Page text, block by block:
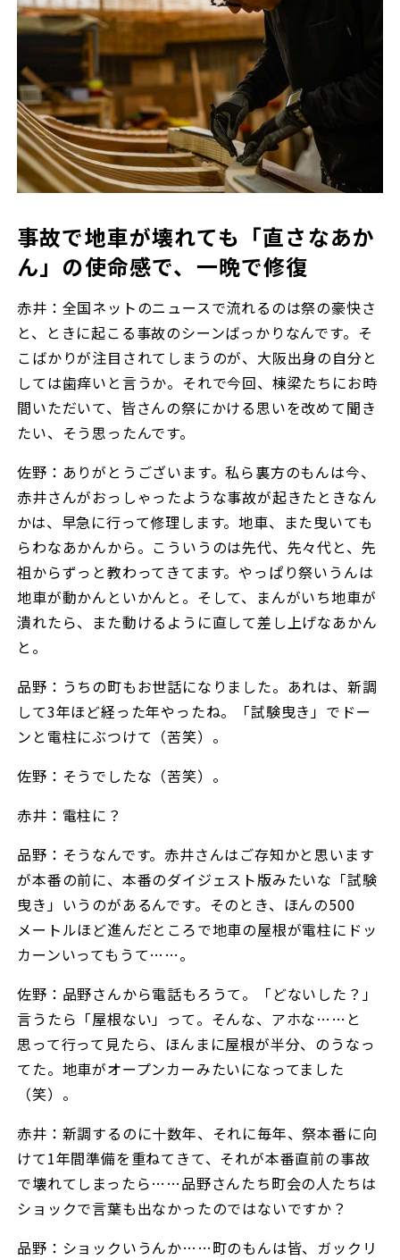
事故で地車が壊れても「直さなあか
ん」の使命感で、一晩で修復
赤井：全国ネットのニュースで流れるのは祭の豪快さ
と、ときに起こる事故のシーンばっかりなんです。そ
こばかりが注目されてしまうのが、大阪出身の自分と
しては歯痒いと言うか。それで今回、棟梁たちにお時
間いただいて、皆さんの祭にかける思いを改めて聞き
たい、そう思ったんです。
佐野：ありがとうございます。私ら裏方のもんは今、
赤井さんがおっしゃったような事故が起きたときなん
かは、早急に行って修理します。地車、また曳いても
らわなあかんから。こういうのは先代、先々代と、先
祖からずっと教わってきてます。やっぱり祭いうんは
地車が動かんといかんと。そして、まんがいち地車が
潰れたら、また動けるように直して差し上げなあかん
と。
品野：うちの町もお世話になりました。あれは、新調
して3年ほど経った年やったね。「試験曳き」でドー
ンと電柱にぶつけて（苦笑）。
佐野：そうでしたな（苦笑）。
赤井：電柱に？
品野：そうなんです。赤井さんはご存知かと思います
が本番の前に、本番のダイジェスト版みたいな「試験
曳き」いうのがあるんです。そのとき、ほんの500
メートルほど進んだところで地車の屋根が電柱にドッ
カーンいってもうて……。
佐野：品野さんから電話もろうて。「どないした？」
言うたら「屋根ない」って。そんな、アホな……と
思って行って見たら、ほんまに屋根が半分、のうなっ
てた。地車がオープンカーみたいになってました
（笑）。
赤井：新調するのに十数年、それに毎年、祭本番に向
けて1年間準備を重ねてきて、それが本番直前の事故
で壊れてしまったら……品野さんたち町会の人たちは
ショックで言葉も出なかったのではないですか？
品野：ショックいうんか……町のもんは皆、ガックリ